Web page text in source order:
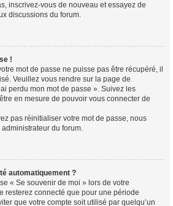
inscrivez-vous de nouveau et essayez de
discussions du forum.
!
mot de passe ne puisse pas être récupéré, il
Veuillez vous rendre sur la page de
perdu mon mot de passe ». Suivez les
en mesure de pouvoir vous connecter de
pas réinitialiser votre mot de passe, nous
du forum.
automatiquement ?
« Se souvenir de moi » lors de votre
resterez connecté que pour une période
que votre compte soit utilisé par quelqu’un